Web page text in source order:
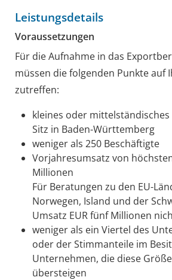
Leistungsdetails
Voraussetzungen
Für die Aufnahme in das
müssen die folgenden Punkte auf
zutreffen:
kleines oder
Sitz in Baden-Württemberg
weniger als 250 Beschäftigte
Vorjahresumsatz von
Millionen
Für Beratungen zu den EU-
Norwegen, Island und der
Umsatz EUR fünf Millionen
weniger als ein Viertel des
oder der Stimmanteile im
Unternehmen, die diese
übersteigen